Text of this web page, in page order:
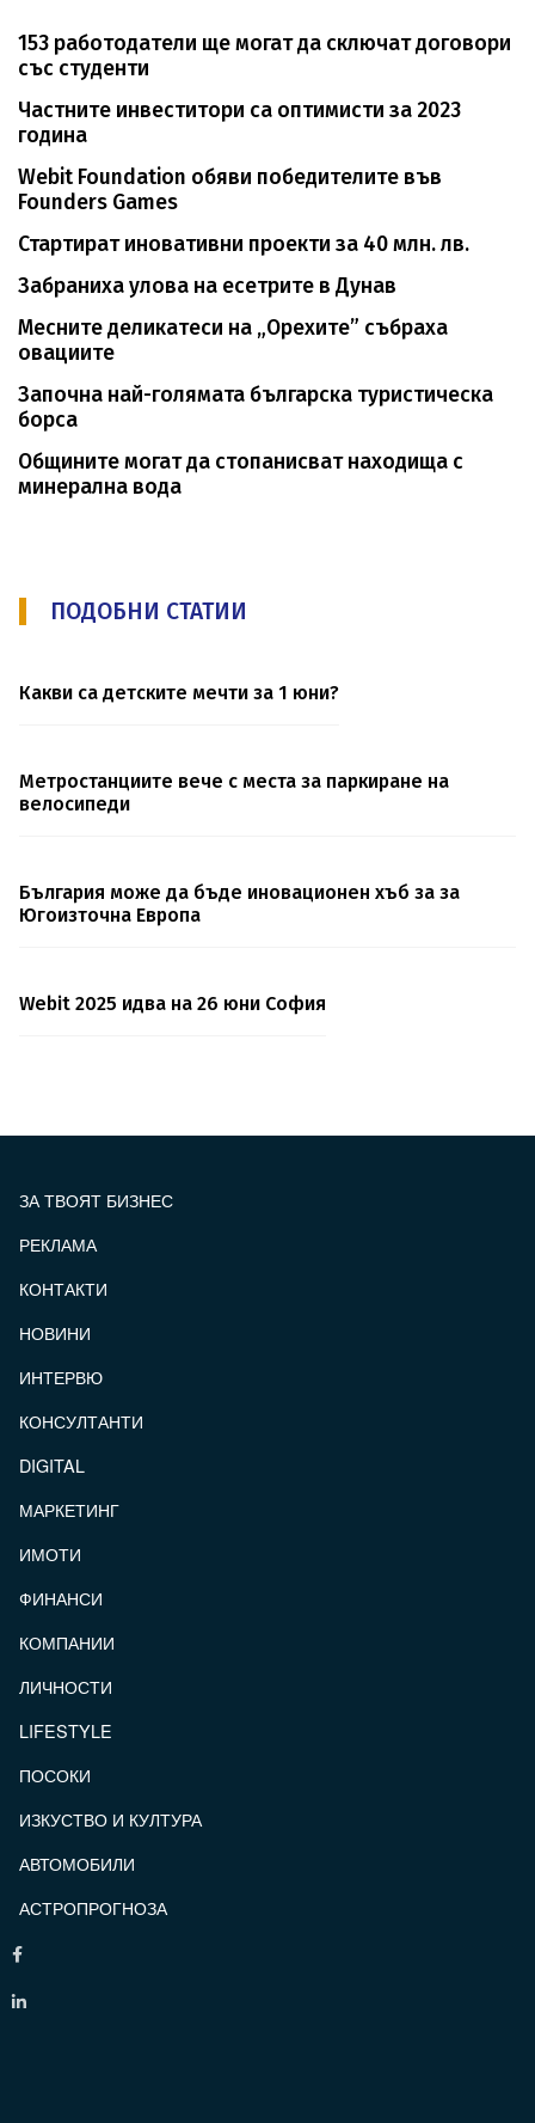
153 работодатели ще могат да сключат договори
със студенти
Частните инвеститори са оптимисти за 2023
година
Webit Foundation обяви победителите във
Founders Games
Стартират иновативни проекти за 40 млн. лв.
Забраниха улова на есетрите в Дунав
Месните деликатеси на „Орехите” събраха
овациите
Започна най-голямата българска туристическа
борса
Общините могат да стопанисват находища с
минерална вода
ПОДОБНИ СТАТИИ
Какви са детските мечти за 1 юни?
Метростанциите вече с места за паркиране на
велосипеди
България може да бъде иновационен хъб за за
Югоизточна Европа
Webit 2025 идва на 26 юни София
ЗА ТВОЯТ БИЗНЕС
РЕКЛАМА
КОНТАКТИ
НОВИНИ
ИНТЕРВЮ
КОНСУЛТАНТИ
DIGITAL
МАРКЕТИНГ
ИМОТИ
ФИНАНСИ
КОМПАНИИ
ЛИЧНОСТИ
LIFESTYLE
ПОСОКИ
ИЗКУСТВО И КУЛТУРА
АВТОМОБИЛИ
АСТРОПРОГНОЗА